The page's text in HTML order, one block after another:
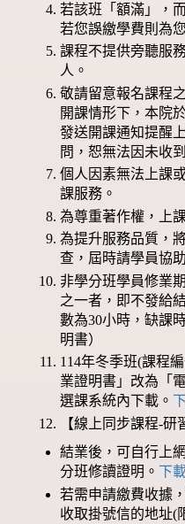
若該班「額滿」，
若您誤繳學費則為
課程不提供旁聽服
人。
敬請留意報名課程
開課情形下，本院
發送開課通知提醒
問，恕無法因未收
個人因素無法上課
課服務。
為尊重著作權，上
為提升服務品質，
查，屆時請學員協
非學分班學員修業
之一者，即不發給
數為30小時，缺課
明書）
114年冬季班(課程
業證明書」改為「
選課系統內下載。
【線上同步課程-研
結業後，可自行上
分班修讀證明。 下
若需申請繳費收據
收取掛號信的地址(